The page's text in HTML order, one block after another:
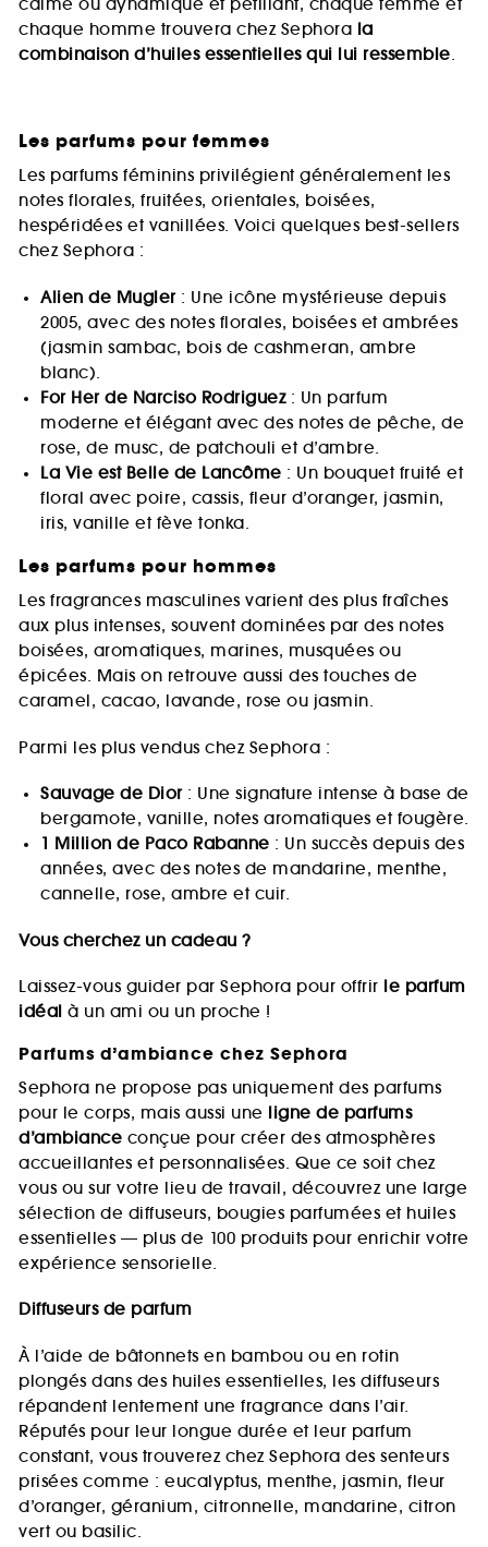
calme ou dynamique et pétillant, chaque femme et
chaque homme trouvera chez Sephora la
combinaison d’huiles essentielles qui lui ressemble.
Les parfums pour femmes
Les parfums féminins privilégient généralement les
notes florales, fruitées, orientales, boisées,
hespéridées et vanillées. Voici quelques best-sellers
chez Sephora :
Alien de Mugler: Une icône mystérieuse depuis
2005, avec des notes florales, boisées et ambrées
(jasmin sambac, bois de cashmeran, ambre
blanc).
For Her de Narciso Rodriguez: Un parfum
moderne et élégant avec des notes de pêche, de
rose, de musc, de patchouli et d’ambre.
La Vie est Belle de Lancôme : Un bouquet fruité et
floral avec poire, cassis, fleur d’oranger, jasmin,
iris, vanille et fève tonka.
Les parfums pour hommes
Les fragrances masculines varient des plus fraîches
aux plus intenses, souvent dominées par des notes
boisées, aromatiques, marines, musquées ou
épicées. Mais on retrouve aussi des touches de
caramel, cacao, lavande, rose ou jasmin.
Parmi les plus vendus chez Sephora :
Sauvage de Dior: Une signature intense à base de
bergamote, vanille, notes aromatiques et fougère.
1 Million de Paco Rabanne : Un succès depuis des
années, avec des notes de mandarine, menthe,
cannelle, rose, ambre et cuir.
Vous cherchez un cadeau ?
Laissez-vous guider par Sephora pour offrir le parfum
idéal à un ami ou un proche !
Parfums d’ambiance chez Sephora
Sephora ne propose pas uniquement des parfums
pour le corps, mais aussi une ligne de parfums
d’ambiance conçue pour créer des atmosphères
accueillantes et personnalisées. Que ce soit chez
vous ou sur votre lieu de travail, découvrez une large
sélection de diffuseurs, bougies parfumées et huiles
essentielles — plus de 100 produits pour enrichir votre
expérience sensorielle.
Diffuseurs de parfum
À l’aide de bâtonnets en bambou ou en rotin
plongés dans des huiles essentielles, les diffuseurs
répandent lentement une fragrance dans l’air.
Réputés pour leur longue durée et leur parfum
constant, vous trouverez chez Sephora des senteurs
prisées comme : eucalyptus, menthe, jasmin, fleur
d’oranger, géranium, citronnelle, mandarine, citron
vert ou basilic.